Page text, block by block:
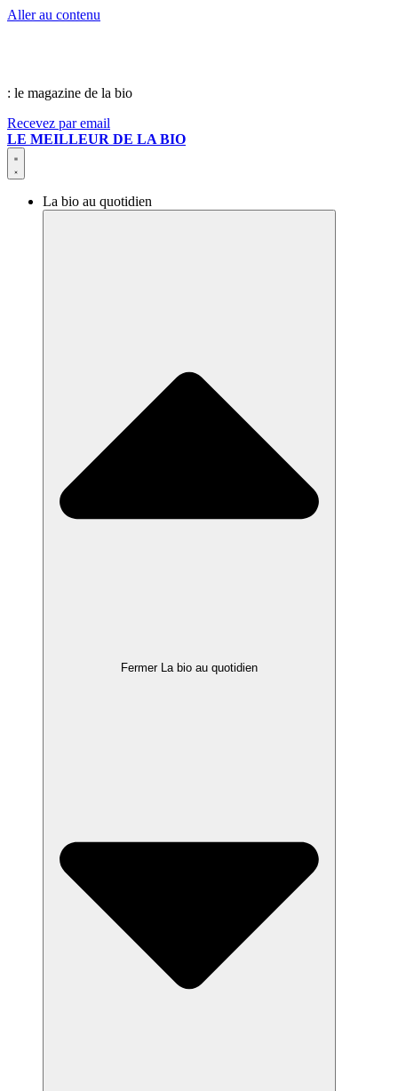
Aller au contenu
: le magazine de la bio
Recevez par email
LE MEILLEUR DE LA BIO
La bio au quotidien
Fermer La bio au quotidien